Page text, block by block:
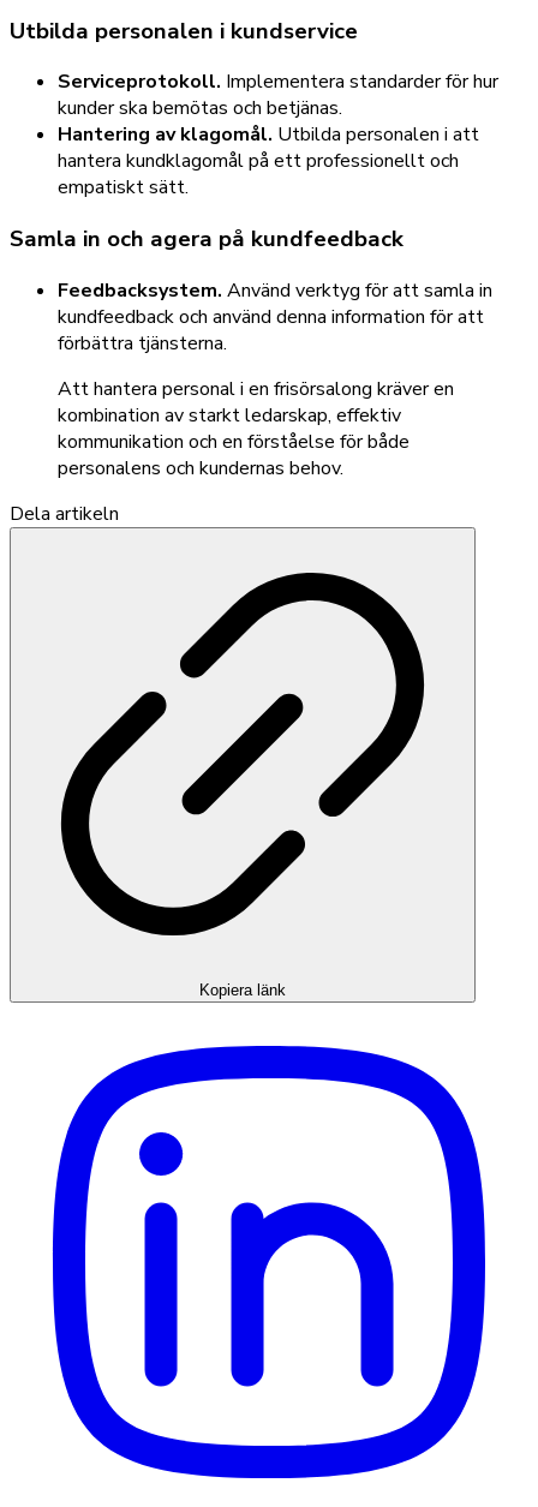
Utbilda personalen i kundservice
Serviceprotokoll. Implementera standarder för hur
kunder ska bemötas och betjänas.
Hantering av klagomål. Utbilda personalen i att
hantera kundklagomål på ett professionellt och
empatiskt sätt.
Samla in och agera på kundfeedback
Feedbacksystem. Använd verktyg för att samla in
kundfeedback och använd denna information för att
förbättra tjänsterna.
Att hantera personal i en frisörsalong kräver en
kombination av starkt ledarskap, effektiv
kommunikation och en förståelse för både
personalens och kundernas behov.
Dela artikeln
Kopiera länk